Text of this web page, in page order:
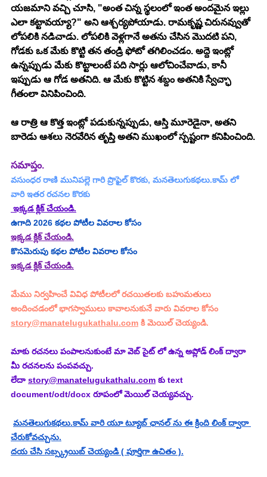
యజమాని వచ్చి చూసి, "అంత చిన్న స్థలంలో ఇంత అందమైన ఇల్లు
ఎలా కట్టావయ్యా?" అని ఆశ్చర్యపోయాడు. రామకృష్ణ చిరునవ్వుతో
లోపలికి నడిచాడు. లోపలికి వెళ్లగానే అతను చేసిన మొదటి పని,
గోడకు ఒక మేకు కొట్టి తన తండ్రి ఫోటో తగిలించడం. అద్దె ఇంట్లో
ఉన్నప్పుడు మేకు కొట్టాలంటే పది సార్లు ఆలోచించేవాడు, కానీ
ఇప్పుడు ఆ గోడ అతనిది. ఆ మేకు కొట్టిన శబ్దం అతనికి స్వేచ్ఛా
గీతంలా వినిపించింది.
ఆ రాత్రి ఆ కొత్త ఇంట్లో పడుకున్నప్పుడు, ఆస్తి మూరెడైనా, అతని
బారెడు ఆశలు నెరవేరిన తృప్తి అతని ముఖంలో స్పష్టంగా కనిపించింది.
సమాప్తం.
వసుంధర రాణి మునిపల్లె గారి ప్రొఫైల్ కొరకు, మనతెలుగుకథలు.కామ్ లో
వారి ఇతర రచనల కొరకు
ఇక్కడ క్లిక్ చేయండి.
ఉగాది 2026 కథల పోటీల వివరాల కోసం
ఇక్కడ క్లిక్ చేయండి.
కొసమెరుపు కథల పోటీల వివరాల కోసం
ఇక్కడ క్లిక్ చేయండి.
మేము నిర్వహించే వివిధ పోటీలలో రచయితలకు బహుమతులు
అందించడంలో భాగస్వాములు కావాలనుకునే వారు వివరాల కోసం
story@manatelugukathalu.com కి మెయిల్ చెయ్యండి.
మాకు రచనలు పంపాలనుకుంటే మా వెబ్ సైట్ లో ఉన్న అప్లోడ్ లింక్ ద్వారా
మీ రచనలను పంపవచ్చు.
లేదా story@manatelugukathalu.com కు text
document/odt/docx రూపంలో మెయిల్ చెయ్యవచ్చు.
మనతెలుగుకథలు.కామ్ వారి యూ ట్యూబ్ ఛానల్ ను ఈ క్రింది లింక్ ద్వారా
చేరుకోవచ్చును.
దయ చేసి సబ్స్క్రయిబ్ చెయ్యండి ( పూర్తిగా ఉచితం ).